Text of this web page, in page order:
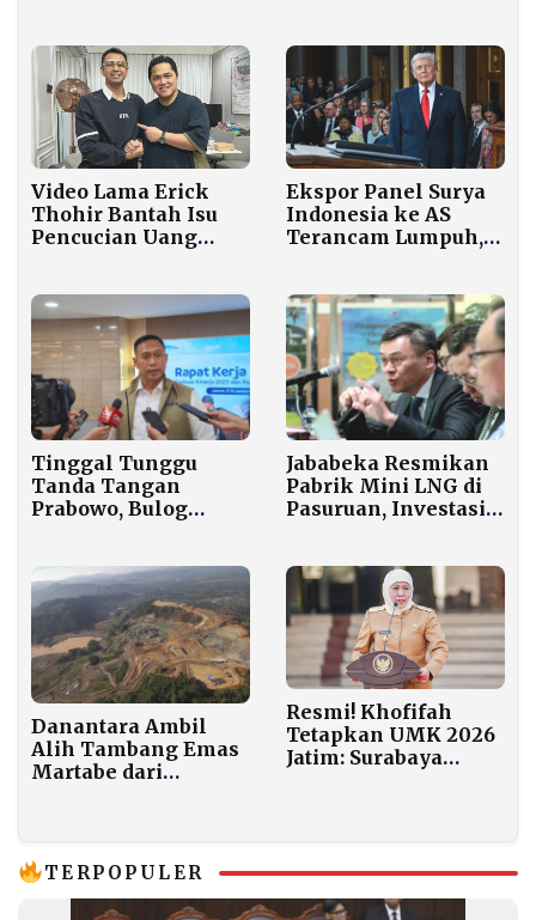
Video Lama Erick
Thohir Bantah Isu
Pencucian Uang
Pandji
Ekspor Panel Surya
Indonesia ke AS
Terancam Lumpuh,
Tinggal Tunggu
Tanda Tangan
Prabowo, Bulog
Jababeka Resmikan
Pabrik Mini LNG di
Pasuruan, Investasi
Danantara Ambil
Alih Tambang Emas
Martabe dari
Resmi! Khofifah
Tetapkan UMK 2026
Jatim: Surabaya
TERPOPULER